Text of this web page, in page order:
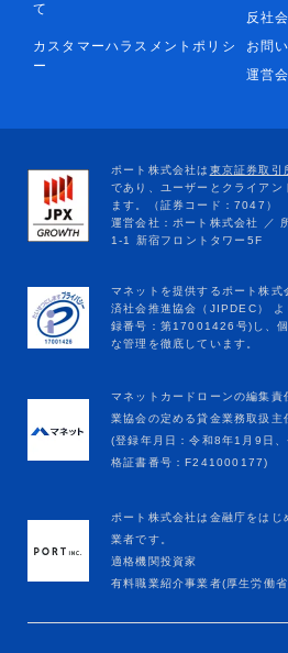
て
反社
カスタマーハラスメントポリシ
ー
お問
運営
マネットカードローンの編集
業協会の定める貸金業務取扱主
(登録年月日：令和8年1月9日
格証書番号：F241000177)
ポート株式会社は金融庁をは
業者です。
適格機関投資家
有料職業紹介事業者(厚生労働